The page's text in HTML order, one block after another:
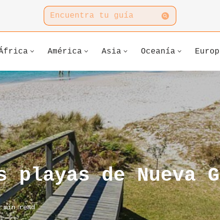
América Asia Oceanía
playas de Nueva
min read